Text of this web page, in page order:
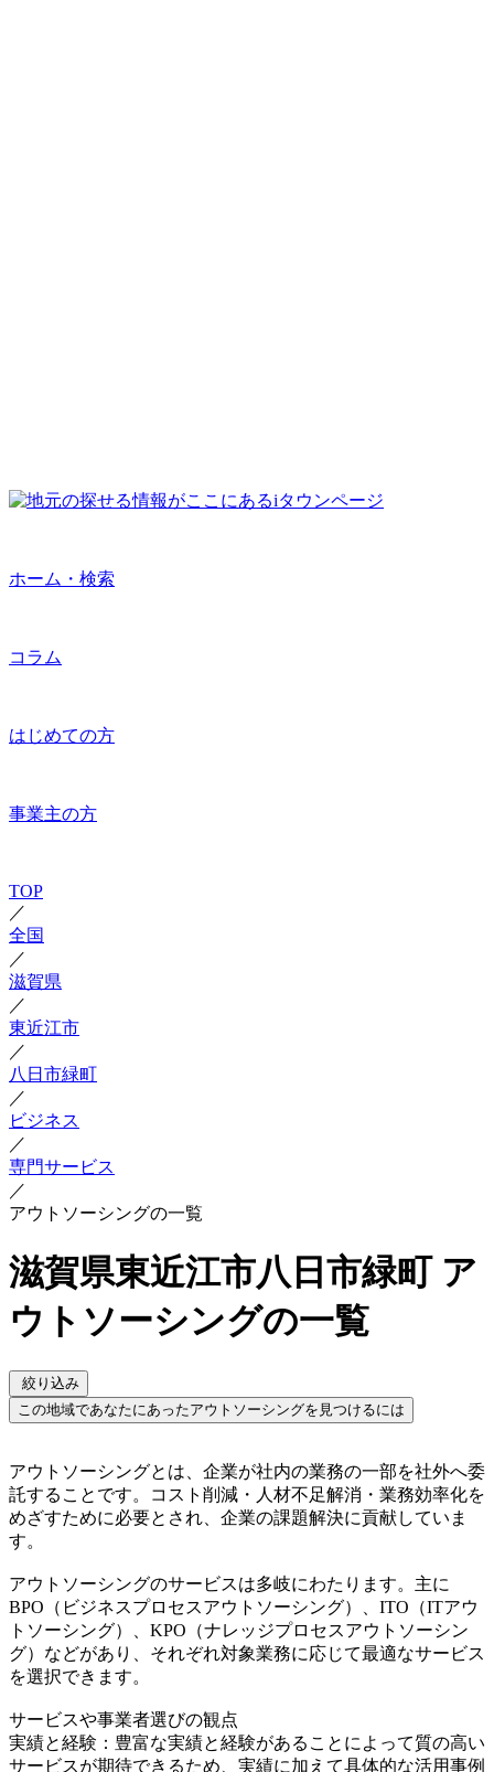
ホーム・検索
コラム
はじめての方
事業主の方
TOP
／
全国
／
滋賀県
／
東近江市
／
八日市緑町
／
ビジネス
／
専門サービス
／
アウトソーシングの一覧
滋賀県東近江市八日市緑町 ア
ウトソーシングの一覧
絞り込み
この地域であなたにあったアウトソーシングを見つけるには
アウトソーシングとは、企業が社内の業務の一部を社外へ委
託することです。コスト削減・人材不足解消・業務効率化を
めざすために必要とされ、企業の課題解決に貢献していま
す。
アウトソーシングのサービスは多岐にわたります。主に
BPO（ビジネスプロセスアウトソーシング）、ITO（ITアウ
トソーシング）、KPO（ナレッジプロセスアウトソーシン
グ）などがあり、それぞれ対象業務に応じて最適なサービス
を選択できます。
サービスや事業者選びの観点
実績と経験：豊富な実績と経験があることによって質の高い
サービスが期待できるため、実績に加えて具体的な活用事例